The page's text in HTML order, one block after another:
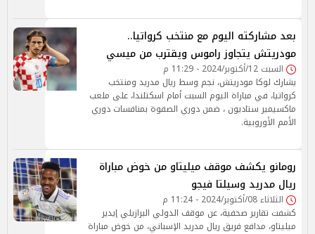
بعد مشاركته اليوم مع منتخب كرواتيا..
مودريتش يتجاوز راموس ويقترب من ميسي
السبت 12/أكتوبر/2024 - 11:29 م
يشارك لوكا مودريتش، نجم وسط ريال مدريد ومنتخب
كرواتيا، في مباراة اليوم السبت أمام اسكتلندا، على ملعب
ماكسيمير ستاديون ، ضمن دوري الصفوة بمنافسات دوري
الأمم الأوروبية.
رومانو يكشف موقف ميليتاو من خوض مباراة
ريال مدريد وسيلتا فيجو
الثلاثاء 08/أكتوبر/2024 - 11:24 م
كشفت تقارير صحفية، عن موقف الدولي البرازيلي إيدير
ميليتاو، مدافع فريق ريال مدريد الإسباني، من خوض مباراة